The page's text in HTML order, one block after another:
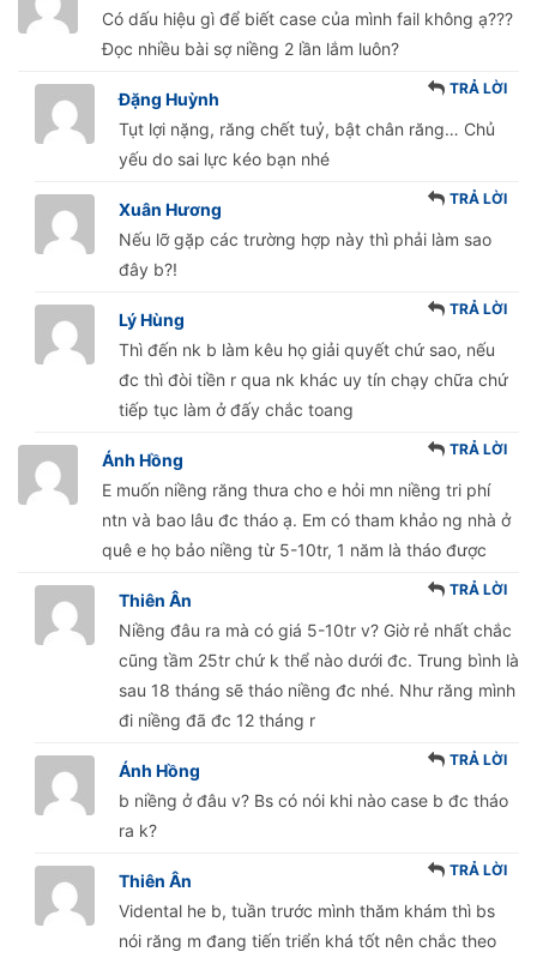
Có dấu hiệu gì để biết case của mình fail không ạ???
Đọc nhiều bài sợ niềng 2 lần lắm luôn?
Đặng Huỳnh
TRẢ LỜI
Tụt lợi nặng, răng chết tuỷ, bật chân răng… Chủ
yếu do sai lực kéo bạn nhé
Xuân Hương
TRẢ LỜI
Nếu lỡ gặp các trường hợp này thì phải làm sao
đây b?!
Lý Hùng
TRẢ LỜI
Thì đến nk b làm kêu họ giải quyết chứ sao, nếu
đc thì đòi tiền r qua nk khác uy tín chạy chữa chứ
tiếp tục làm ở đấy chắc toang
Ánh Hồng
TRẢ LỜI
E muốn niềng răng thưa cho e hỏi mn niềng tri phí
ntn và bao lâu đc tháo ạ. Em có tham khảo ng nhà ở
quê e họ bảo niềng từ 5-10tr, 1 năm là tháo được
Thiên Ân
TRẢ LỜI
Niềng đâu ra mà có giá 5-10tr v? Giờ rẻ nhất chắc
cũng tầm 25tr chứ k thể nào dưới đc. Trung bình là
sau 18 tháng sẽ tháo niềng đc nhé. Như răng mình
đi niềng đã đc 12 tháng r
Ánh Hồng
TRẢ LỜI
b niềng ở đâu v? Bs có nói khi nào case b đc tháo
ra k?
Thiên Ân
TRẢ LỜI
Vidental he b, tuần trước mình thăm khám thì bs
nói răng m đang tiến triển khá tốt nên chắc theo